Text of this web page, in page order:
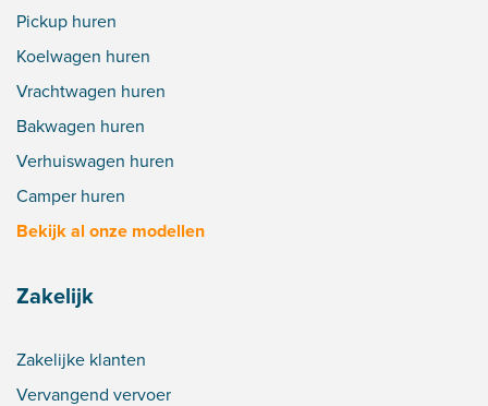
Pickup huren
Koelwagen huren
Vrachtwagen huren
Bakwagen huren
Verhuiswagen huren
Camper huren
Bekijk al onze modellen
Zakelijk
Zakelijke klanten
Vervangend vervoer